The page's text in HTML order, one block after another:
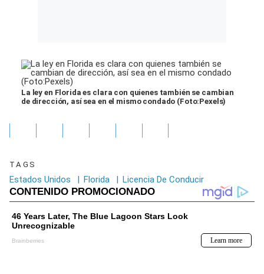
La ley en Florida es clara con quienes también se cambian
de dirección, así sea en el mismo condado (Foto:Pexels)
TAGS
Estados Unidos | Florida | Licencia De Conducir